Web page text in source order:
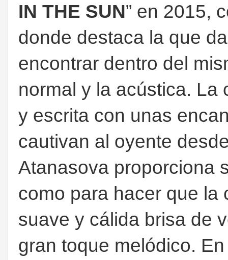
IN THE SUN” en 2015,
donde destaca la que
encontrar dentro del
normal y la acústica. La
y escrita con unas
cautivan al oyente
Atanasova proporciona
como para hacer que la
suave y cálida brisa de
gran toque melódico.